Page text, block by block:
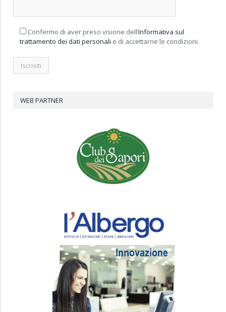
Confermo di aver preso visione dell’Informativa sul
trattamento dei dati personali e di accettarne le condizioni.
WEB PARTNER